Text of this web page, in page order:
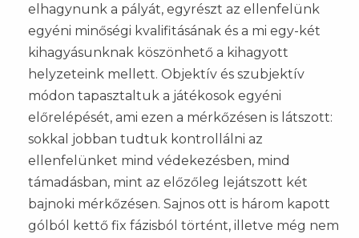
elhagynunk a pályát, egyrészt az ellenfelünk
egyéni minőségi kvalifitásának és a mi egy-két
kihagyásunknak köszönhető a kihagyott
helyzeteink mellett. Objektív és szubjektív
módon tapasztaltuk a játékosok egyéni
előrelépését, ami ezen a mérkőzésen is látszott:
sokkal jobban tudtuk kontrollálni az
ellenfelünket mind védekezésben, mind
támadásban, mint az előzőleg lejátszott két
bajnoki mérkőzésen. Sajnos ott is három kapott
gólból kettő fix fázisból történt, illetve még nem